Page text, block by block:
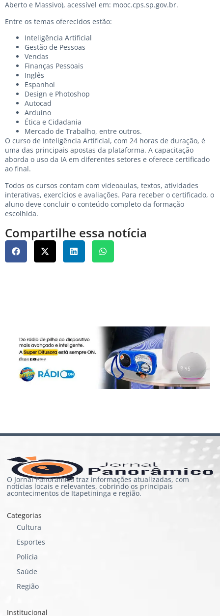
Aberto e Massivo), acessível em: mooc.cps.sp.gov.br.
Entre os temas oferecidos estão:
Inteligência Artificial
Gestão de Pessoas
Vendas
Finanças Pessoais
Inglês
Espanhol
Design e Photoshop
Autocad
Arduíno
Ética e Cidadania
Mercado de Trabalho, entre outros.
O curso de Inteligência Artificial, com 24 horas de duração, é
uma das principais apostas da plataforma. A capacitação
aborda o uso da IA em diferentes setores e oferece certificado
ao final.
Todos os cursos contam com videoaulas, textos, atividades
interativas, exercícios e avaliações. Para receber o certificado, o
aluno deve concluir o conteúdo completo da formação
escolhida.
Compartilhe essa notícia
O Jornal Panorâmico traz informações atualizadas, com
notícias locais e relevantes, cobrindo os principais
acontecimentos de Itapetininga e região.
Categorias
Cultura
Esportes
Polícia
Saúde
Região
Institucional